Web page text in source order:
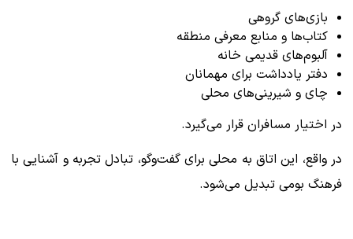
بازی‌های گروهی
کتاب‌ها و منابع معرفی منطقه
آلبوم‌های قدیمی خانه
دفتر یادداشت برای مهمانان
چای و شیرینی‌های محلی
در اختیار مسافران قرار می‌گیرد.
در واقع، این اتاق به محلی برای گفت‌وگو، تبادل تجربه و آشنایی با
فرهنگ بومی تبدیل می‌شود.